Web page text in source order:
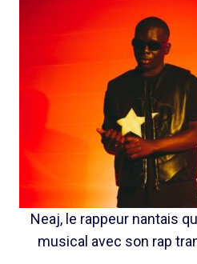
Neaj, le rappeur nantais
musical avec son rap